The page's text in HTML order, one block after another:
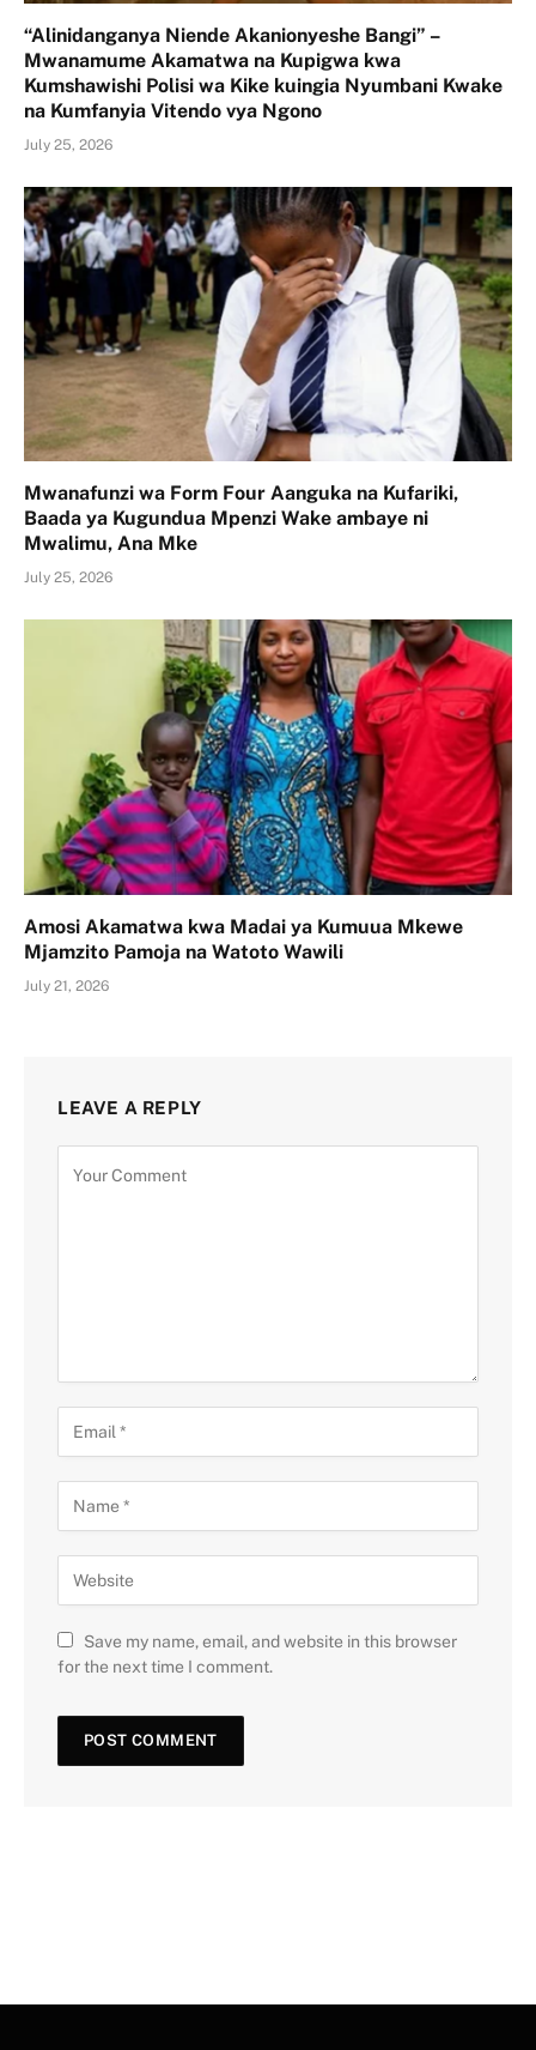
“Alinidanganya Niende Akanionyeshe Bangi” –
Mwanamume Akamatwa na Kupigwa kwa
Kumshawishi Polisi wa Kike kuingia Nyumbani Kwake
na Kumfanyia Vitendo vya Ngono
July 25, 2026
Mwanafunzi wa Form Four Aanguka na Kufariki,
Baada ya Kugundua Mpenzi Wake ambaye ni
Mwalimu, Ana Mke
July 25, 2026
Amosi Akamatwa kwa Madai ya Kumuua Mkewe
Mjamzito Pamoja na Watoto Wawili
July 21, 2026
LEAVE A REPLY
Save my name, email, and website in this browser
for the next time I comment.